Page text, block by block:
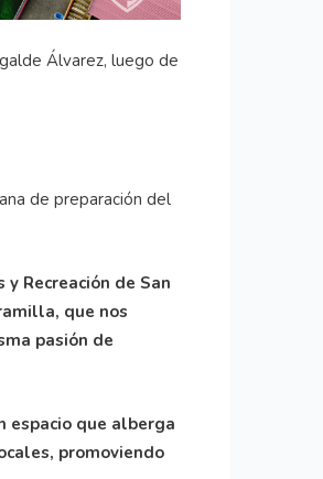
Álvarez, luego de
de preparación del
Recreación de San
que nos
pasión de
espacio que alberga
promoviendo